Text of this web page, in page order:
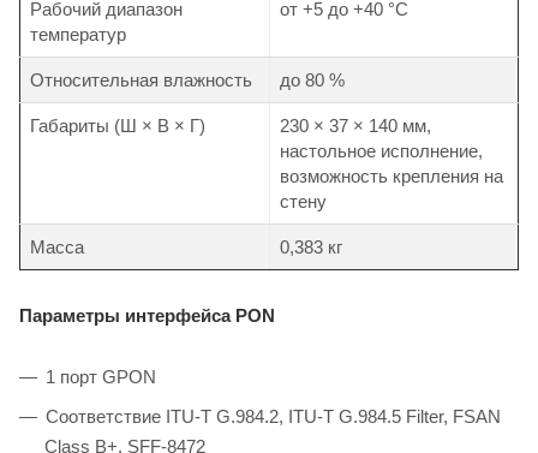
Рабочий диапазон
температур
от +5 до +40 °С
Относительная влажность до 80 %
Габариты (Ш × В × Г)
230 × 37 × 140 мм,
настольное исполнение,
возможность крепления на
стену
Масса 0,383 кг
Параметры интерфейса PON
1 порт GPON
Соответствие ITU-T G.984.2, ITU-T G.984.5 Filter, FSAN
Class B+, SFF-8472